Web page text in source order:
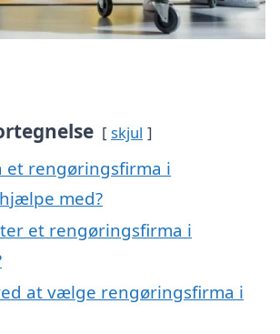
skjul
et rengøringsfirma i
med?
et rengøringsfirma i
at vælge rengøringsfirma i